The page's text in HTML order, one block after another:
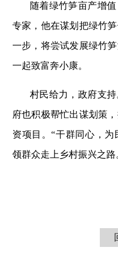
随着绿竹笋亩产增
专家，他在谋划把绿竹
一步，将尝试发展绿竹
一起致富奔小康。
村民给力，政府支
府也积极帮忙出谋划策
资项目。“干群同心，
领群众走上乡村振兴之路